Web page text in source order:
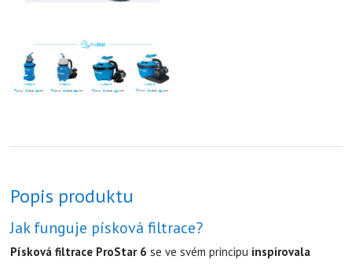
Popis produktu
Jak funguje písková filtrace?
Písková filtrace ProStar 6se ve svém principu inspirovala